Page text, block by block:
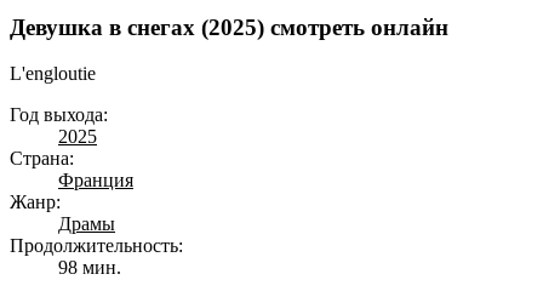
Девушка в снегах (2025) смотреть онлайн
L'engloutie
Год выхода:
2025
Страна:
Франция
Жанр:
Драмы
Продолжительность:
98 мин.